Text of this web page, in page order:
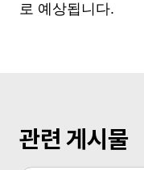
로 예상됩니다.
관련 게시물